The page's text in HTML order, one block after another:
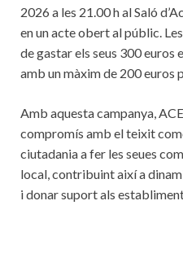
2026 a les 21.00 h al Saló
en un acte obert al públic.
de gastar els seus 300 euros
amb un màxim de 200 euros
Amb aquesta campanya,
compromís amb el teixit
ciutadania a fer les seues
local, contribuint així a
i donar suport als